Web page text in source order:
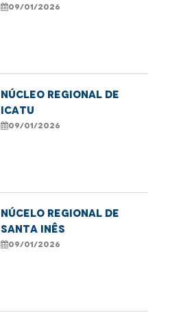
09/01/2026
NÚCLEO REGIONAL DE
ICATU
09/01/2026
NÚCELO REGIONAL DE
SANTA INÊS
09/01/2026